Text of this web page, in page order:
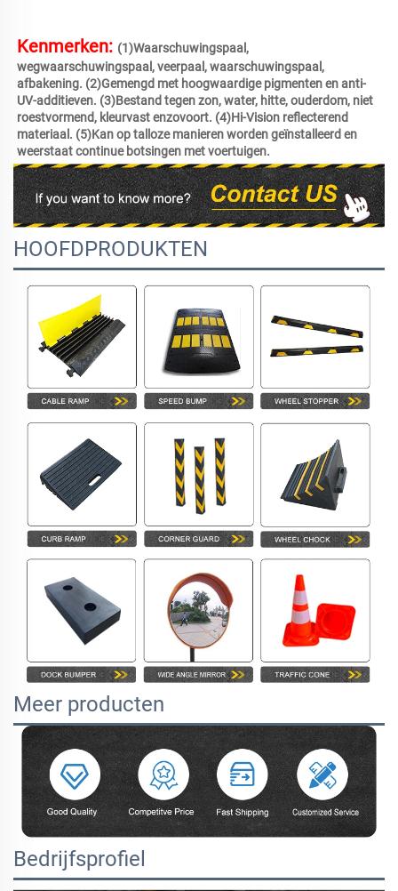
Kenmerken: (1)Waarschuwingspaal,
wegwaarschuwingspaal, veerpaal, waarschuwingspaal,
afbakening. (2)Gemengd met hoogwaardige pigmenten en anti-
UV-additieven. (3)Bestand tegen zon, water, hitte, ouderdom, niet
roestvormend, kleurvast enzovoort. (4)Hi-Vision reflecterend
materiaal. (5)Kan op talloze manieren worden geïnstalleerd en
weerstaat continue botsingen met voertuigen.
HOOFDPRODUKTEN
Meer producten
Bedrijfsprofiel